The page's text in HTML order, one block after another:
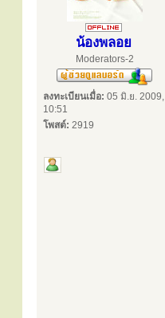
น้องพลอย
Moderators-2
ลงทะเบียนเมื่อ: 05 มิ.ย. 2009,
10:51
โพสต์: 2919